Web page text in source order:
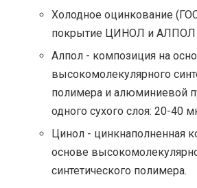
Холодное оцинкование
покрытие ЦИНОЛ и АЛПОЛ
Алпол - композиция на
высокомолекулярного
полимера и алюминиевой
одного сухого слоя: 20-40
Цинол - цинкнаполненная
основе
синтетического полимера.